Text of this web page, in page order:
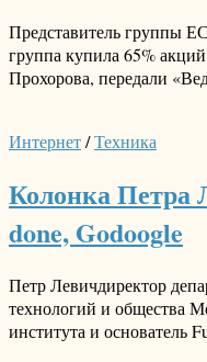
Представитель группы
группа купила 65%
Прохорова, передали
Интернет/Техника
Колонка Петра
done, Godoogle
Петр Левичдиректор
технологий и общества
института и основатель